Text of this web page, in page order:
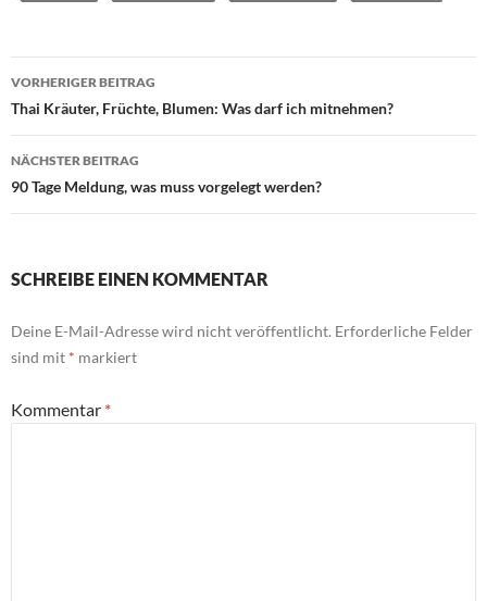
Beitragsnavigation
VORHERIGER BEITRAG
Thai Kräuter, Früchte, Blumen: Was darf ich mitnehmen?
NÄCHSTER BEITRAG
90 Tage Meldung, was muss vorgelegt werden?
SCHREIBE EINEN KOMMENTAR
Deine E-Mail-Adresse wird nicht veröffentlicht. Erforderliche Felder
sind mit * markiert
Kommentar *